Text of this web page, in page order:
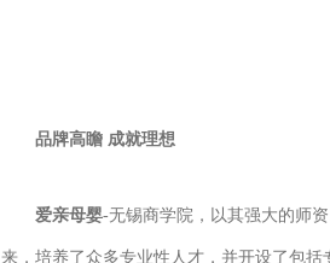
品牌高瞻 成就理想
爱亲母婴-无锡商学院，以其强大的师
来，培养了众多专业性人才，并开设了包